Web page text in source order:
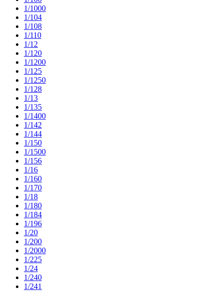
1/1000
1/104
1/108
1/110
1/12
1/120
1/1200
1/125
1/1250
1/128
1/13
1/135
1/1400
1/142
1/144
1/150
1/1500
1/156
1/16
1/160
1/170
1/18
1/180
1/184
1/196
1/20
1/200
1/2000
1/225
1/24
1/240
1/241